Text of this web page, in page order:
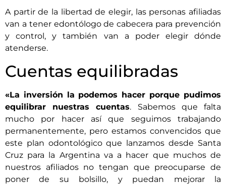
A partir de la libertad de elegir, las personas afiliadas
van a tener edontólogo de cabecera para prevención
y control, y también van a poder elegir dónde
atenderse.
Cuentas equilibradas
«La inversión la podemos hacer porque pudimos
equilibrar nuestras cuentas. Sabemos que falta
mucho por hacer así que seguimos trabajando
permanentemente, pero estamos convencidos que
este plan odontológico que lanzamos desde Santa
Cruz para la Argentina va a hacer que muchos de
nuestros afiliados no tengan que preocuparse de
poner de su bolsillo, y puedan mejorar la